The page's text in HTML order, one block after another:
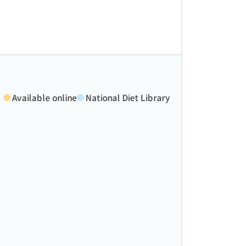
Available online National Diet Library